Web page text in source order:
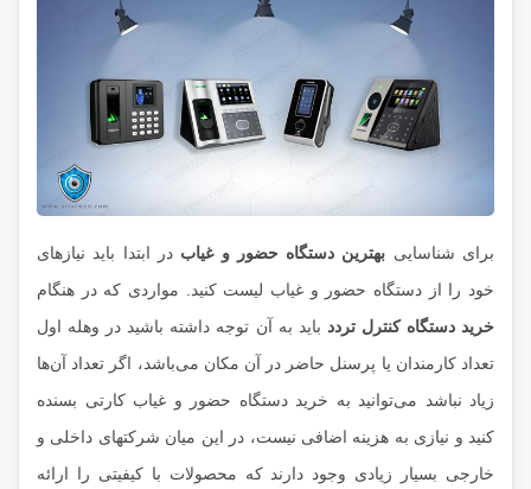
برای شناسایی بهترین دستگاه حضور و غیابدر ابتدا باید نیازهای
خود را از دستگاه حضور و غیاب لیست کنید. مواردی که در هنگام
خرید دستگاه کنترل تردد باید به آن توجه داشته باشید در وهله اول
تعداد کارمندان یا پرسنل حاضر در آن مکان می‌باشد، اگر تعداد آن‌ها
زیاد نباشد می‌توانید به خرید دستگاه حضور و غیاب کارتی بسنده
کنید و نیازی به هزینه اضافی نیست، در این میان شرکتهای داخلی و
خارجی بسیار زیادی وجود دارند که محصولات با کیفیتی را ارائه